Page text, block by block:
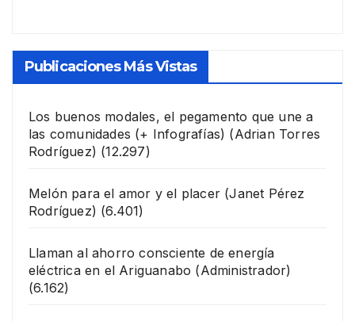
Publicaciones Más Vistas
Los buenos modales, el pegamento que une a
las comunidades (+ Infografías) (Adrian Torres
Rodríguez) (12.297)
Melón para el amor y el placer (Janet Pérez
Rodríguez) (6.401)
Llaman al ahorro consciente de energía
eléctrica en el Ariguanabo (Administrador)
(6.162)